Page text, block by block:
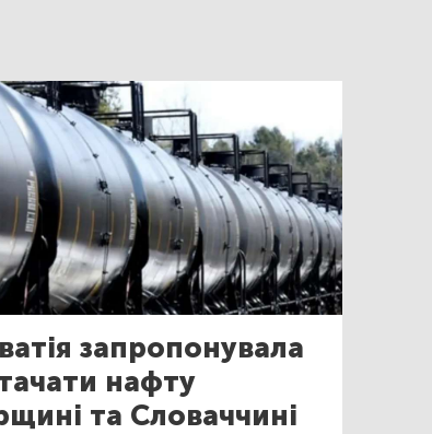
запропонувала
нафту
та Словаччині